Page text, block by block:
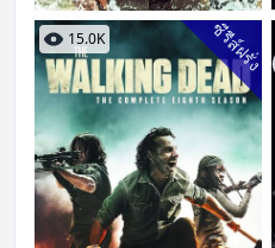
15.0K ซีรีส์ฝรั่ง